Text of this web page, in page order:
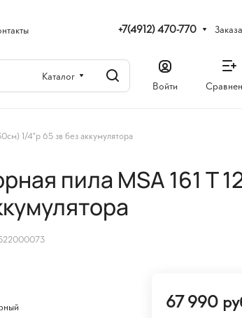
+7(4912) 470-770
Каталог
Войти
1/4"p 65 зв без аккумулятора
пила MSA 161 T
67 990